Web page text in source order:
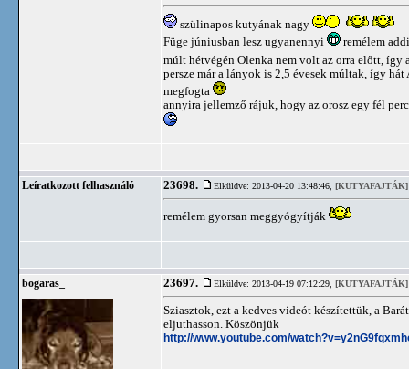
szülinapos kutyának nagy
Füge júniusban lesz ugyanennyi
remélem
múlt hétvégén Olenka nem volt az orra előtt,
persze már a lányok is 2,5 évesek múltak, így
megfogta
annyira jellemző rájuk, hogy az orosz egy fél
Leíratkozott felhasználó 23698. Elküldve: 2013-04-20 13:48:46, [KUTYAFAJTÁK]
remélem gyorsan meggyógyítják
bogaras_ 23697. Elküldve: 2013-04-19 07:12:29, [KUTYAFAJTÁK]
Sziasztok, ezt a kedves videót készítettük, a
eljuthasson. Köszönjük
http://www.youtube.com/